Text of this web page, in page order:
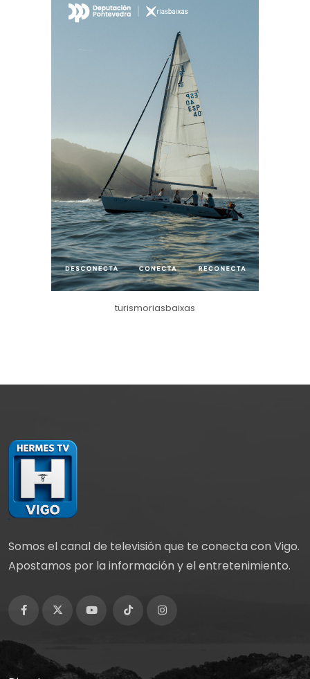
turismoriasbaixas
Somos el canal de televisión que te conecta con Vigo.
Apostamos por la información y el entretenimiento.